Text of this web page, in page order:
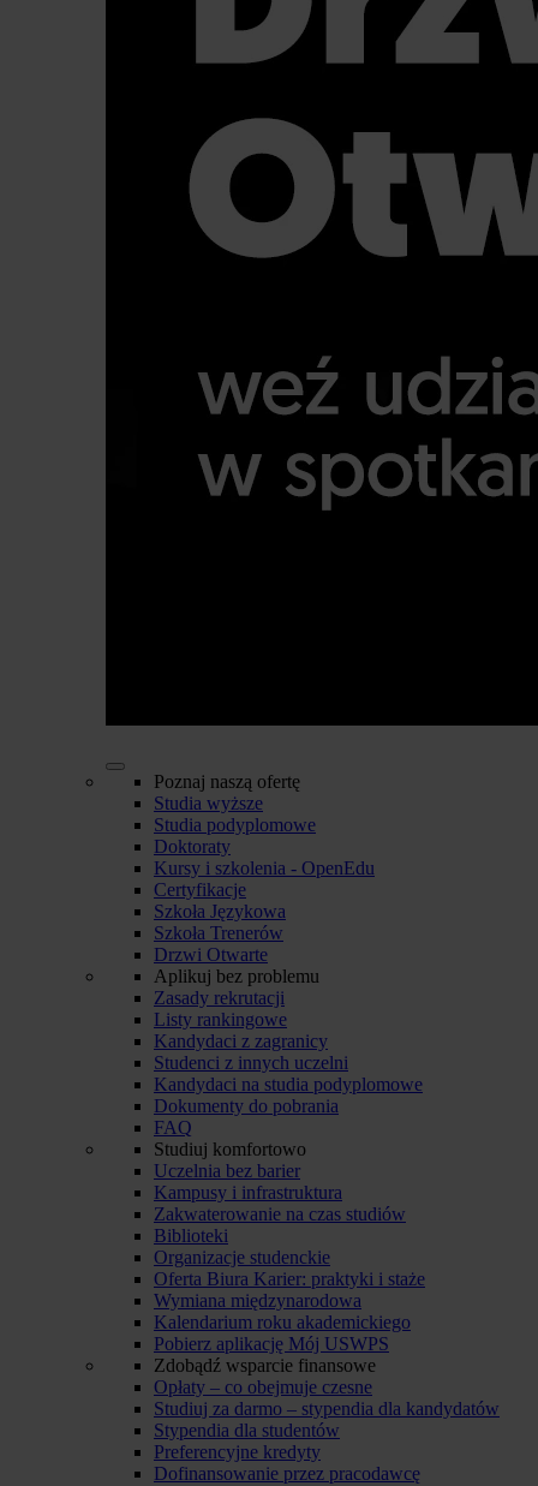
Poznaj naszą ofertę
Studia wyższe
Studia podyplomowe
Doktoraty
Kursy i szkolenia - OpenEdu
Certyfikacje
Szkoła Językowa
Szkoła Trenerów
Drzwi Otwarte
Aplikuj bez problemu
Zasady rekrutacji
Listy rankingowe
Kandydaci z zagranicy
Studenci z innych uczelni
Kandydaci na studia podyplomowe
Dokumenty do pobrania
FAQ
Studiuj komfortowo
Uczelnia bez barier
Kampusy i infrastruktura
Zakwaterowanie na czas studiów
Biblioteki
Organizacje studenckie
Oferta Biura Karier: praktyki i staże
Wymiana międzynarodowa
Kalendarium roku akademickiego
Pobierz aplikację Mój USWPS
Zdobądź wsparcie finansowe
Opłaty – co obejmuje czesne
Studiuj za darmo – stypendia dla kandydatów
Stypendia dla studentów
Preferencyjne kredyty
Dofinansowanie przez pracodawcę